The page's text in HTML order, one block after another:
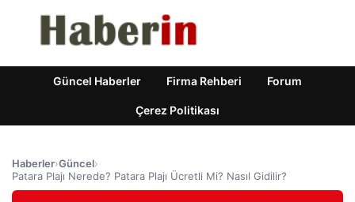
Güncel Haberler Firma Rehberi Forum
Çerez Politikası
Haberler›Güncel›
Patara Plajı Nerede? Patara Plajı Ücretli Mi? Nasıl Gidilir?